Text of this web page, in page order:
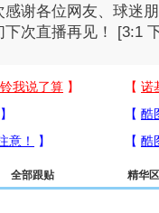
谢各位网友、球迷
次直播再见！ [3:1
全部跟贴 精华区